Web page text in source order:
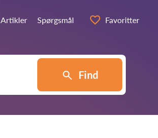
Artikler Spørgsmål Favoritter
Find